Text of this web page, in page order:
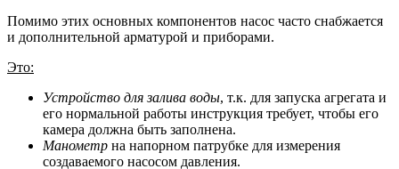
Помимо этих основных компонентов насос часто снабжается
и дополнительной арматурой и приборами.
Это:
Устройство для залива воды, т.к. для запуска агрегата и
его нормальной работы инструкция требует, чтобы его
камера должна быть заполнена.
Манометр на напорном патрубке для измерения
создаваемого насосом давления.